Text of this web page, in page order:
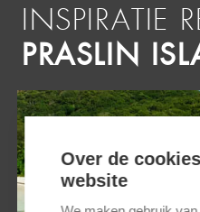
INSPIRATIE
PRASLIN
Over de
website